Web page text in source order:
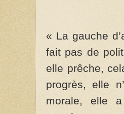
« La gauche
fait pas de
elle prêche,
progrès, elle
morale, elle